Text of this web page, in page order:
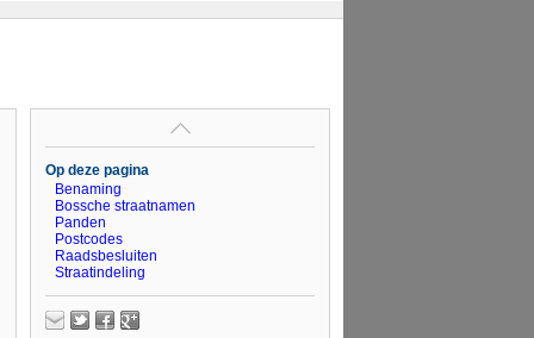
Op deze pagina
Benaming
Bossche straatnamen
Panden
Postcodes
Raadsbesluiten
Straatindeling